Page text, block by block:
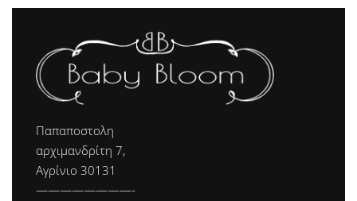
Παπαποστολη
αρχιμανδρίτη 7,
Αγρίνιο 30131
————————-